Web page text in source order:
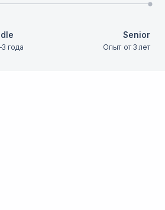
года
Senior
Опыт от 3 лет